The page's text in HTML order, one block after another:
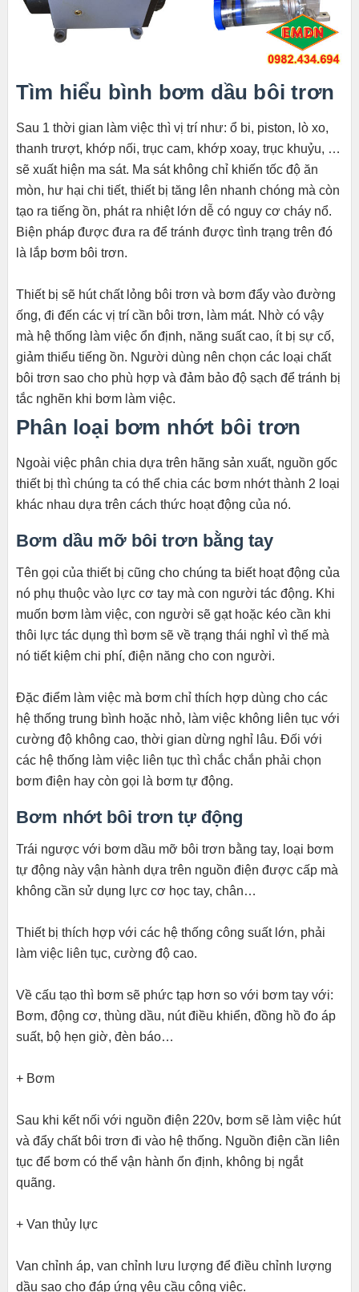
Tìm hiểu bình bơm dầu bôi trơn
Sau 1 thời gian làm việc thì vị trí như: ổ bi, piston, lò xo,
thanh trượt, khớp nối, trục cam, khớp xoay, trục khuỷu, …
sẽ xuất hiện ma sát. Ma sát không chỉ khiến tốc độ ăn
mòn, hư hại chi tiết, thiết bị tăng lên nhanh chóng mà còn
tạo ra tiếng ồn, phát ra nhiệt lớn dễ có nguy cơ cháy nổ.
Biện pháp được đưa ra để tránh được tình trạng trên đó
là lắp bơm bôi trơn.
Thiết bị sẽ hút chất lỏng bôi trơn và bơm đẩy vào đường
ống, đi đến các vị trí cần bôi trơn, làm mát. Nhờ có vậy
mà hệ thống làm việc ổn định, năng suất cao, ít bị sự cố,
giảm thiểu tiếng ồn. Người dùng nên chọn các loại chất
bôi trơn sao cho phù hợp và đảm bảo độ sạch để tránh bị
tắc nghẽn khi bơm làm việc.
Phân loại bơm nhớt bôi trơn
Ngoài việc phân chia dựa trên hãng sản xuất, nguồn gốc
thiết bị thì chúng ta có thể chia các bơm nhớt thành 2 loại
khác nhau dựa trên cách thức hoạt động của nó.
Bơm dầu mỡ bôi trơn bằng tay
Tên gọi của thiết bị cũng cho chúng ta biết hoạt động của
nó phụ thuộc vào lực cơ tay mà con người tác động. Khi
muốn bơm làm việc, con người sẽ gạt hoặc kéo cần khi
thôi lực tác dụng thì bơm sẽ về trạng thái nghỉ vì thế mà
nó tiết kiệm chi phí, điện năng cho con người.
Đặc điểm làm việc mà bơm chỉ thích hợp dùng cho các
hệ thống trung bình hoặc nhỏ, làm việc không liên tục với
cường độ không cao, thời gian dừng nghỉ lâu. Đối với
các hệ thống làm việc liên tục thì chắc chắn phải chọn
bơm điện hay còn gọi là bơm tự động.
Bơm nhớt bôi trơn tự động
Trái ngược với bơm dầu mỡ bôi trơn bằng tay, loại bơm
tự động này vận hành dựa trên nguồn điện được cấp mà
không cần sử dụng lực cơ học tay, chân…
Thiết bị thích hợp với các hệ thống công suất lớn, phải
làm việc liên tục, cường độ cao.
Về cấu tạo thì bơm sẽ phức tạp hơn so với bơm tay với:
Bơm, động cơ, thùng dầu, nút điều khiển, đồng hồ đo áp
suất, bộ hẹn giờ, đèn báo…
+ Bơm
Sau khi kết nối với nguồn điện 220v, bơm sẽ làm việc hút
và đẩy chất bôi trơn đi vào hệ thống. Nguồn điện cần liên
tục để bơm có thể vận hành ổn định, không bị ngắt
quãng.
+ Van thủy lực
Van chỉnh áp, van chỉnh lưu lượng để điều chỉnh lượng
dầu sao cho đáp ứng yêu cầu công việc.